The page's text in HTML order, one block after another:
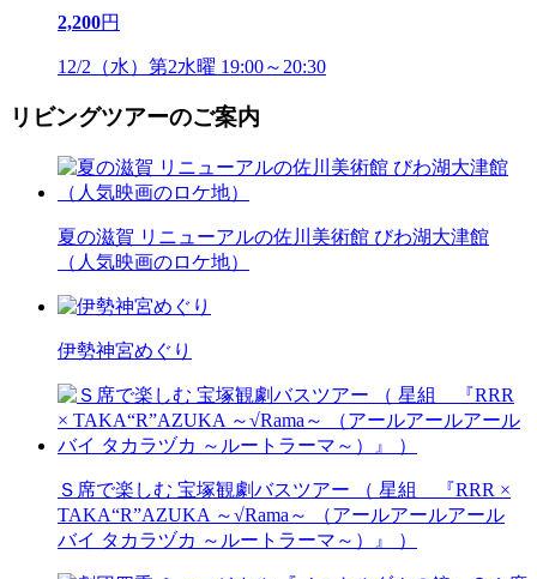
2,200円
12/2（水）第2水曜 19:00～20:30
リビングツアーのご案内
夏の滋賀 リニューアルの佐川美術館 びわ湖大津館
（人気映画のロケ地）
伊勢神宮めぐり
Ｓ席で楽しむ 宝塚観劇バスツアー （ 星組 『RRR ×
TAKA“R”AZUKA ～√Rama～ （アールアールアール
バイ タカラヅカ ～ルートラーマ～）』 ）